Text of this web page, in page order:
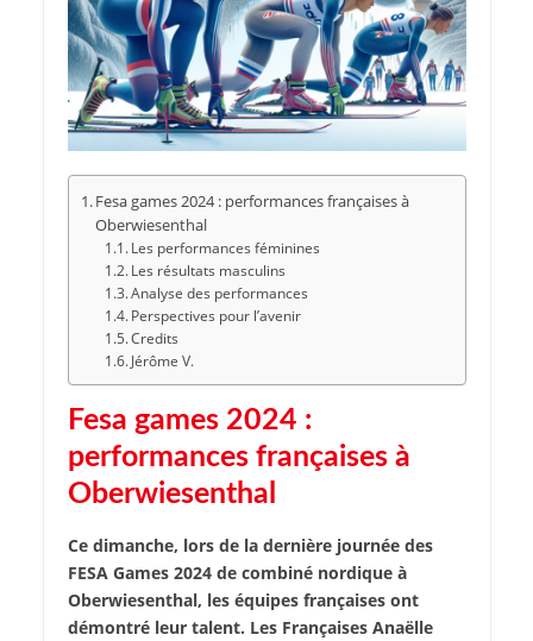
Fesa games 2024 : performances françaises à
Oberwiesenthal
Les performances féminines
Les résultats masculins
Analyse des performances
Perspectives pour l’avenir
Credits
Jérôme V.
Fesa games 2024 :
performances françaises à
Oberwiesenthal
Ce dimanche, lors de la dernière journée des
FESA Games 2024 de combiné nordique à
Oberwiesenthal, les équipes françaises ont
démontré leur talent. Les Françaises Anaëlle